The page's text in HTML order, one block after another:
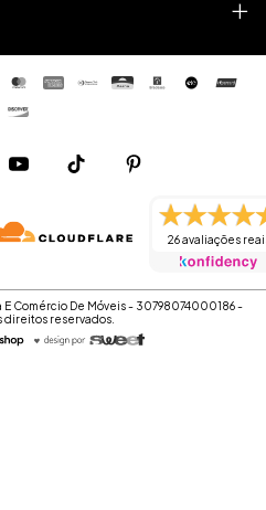
26 avaliações
Comércio De Móveis - 30798074000186 -
direitos reservados.